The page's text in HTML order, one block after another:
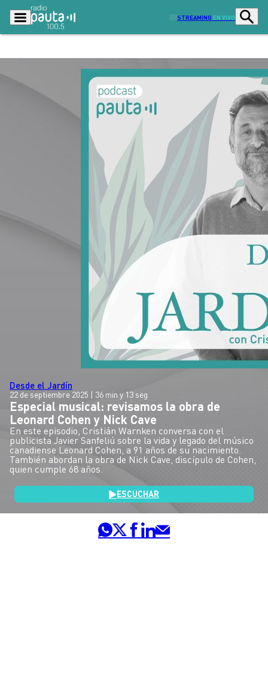
STREAMING EN VIVO
Programas
Actualidad
Economía
Sostenibilidad
Deportes
Entretención y Cultura Opinión
Contenido Patrocinado
Desde el Jardín
22 de septiembre 2025 | 36 min y 13 seg
Especial musical: revisamos la obra de
Leonard Cohen y Nick Cave
En este episodio, Cristián Warnken conversa con el
publicista Javier Sanfeliú sobre la vida y legado del músico
canadiense Leonard Cohen, a 91 años de su nacimiento.
También abordan la obra de Nick Cave, discípulo de Cohen,
quien cumple 68 años.
ESCUCHAR